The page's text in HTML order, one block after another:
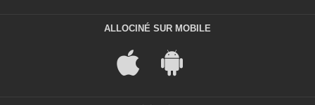
ALLOCINÉ SUR MOBILE